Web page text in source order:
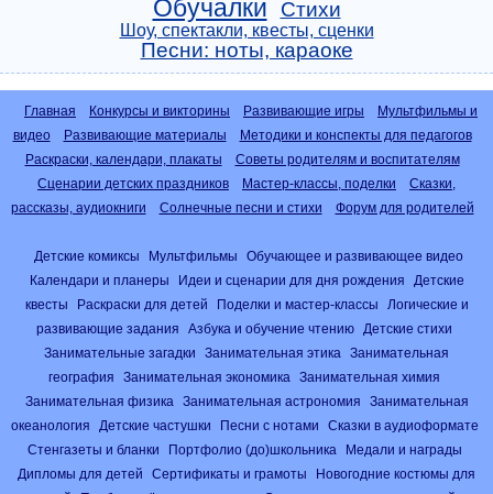
Обучалки Стихи
Шоу, спектакли, квесты, сценки
Песни: ноты, караоке
Главная Конкурсы и викторины Развивающие игры
Мультфильмы и
видео
Развивающие материалы
Методики и конспекты для педагогов
Раскраски, календари, плакаты
Советы родителям и воспитателям
Сценарии детских праздников
Мастер-классы, поделки
Сказки,
рассказы, аудиокниги
Солнечные песни и стихи Форум для родителей
Детские комиксы Мультфильмы
Обучающее и развивающее видео
Календари и планеры
Идеи и сценарии для дня рождения
Детские
квесты
Раскраски для детей Поделки и мастер-классы
Логические и
развивающие задания
Азбука и обучение чтению
Детские стихи
Занимательные загадки
Занимательная этика
Занимательная
география
Занимательная экономика
Занимательная химия
Занимательная физика
Занимательная астрономия
Занимательная
океанология
Детские частушки Песни с нотами
Сказки в аудиоформате
Стенгазеты и бланки
Портфолио (до)школьника
Медали и награды
Дипломы для детей
Сертификаты и грамоты
Новогодние костюмы для